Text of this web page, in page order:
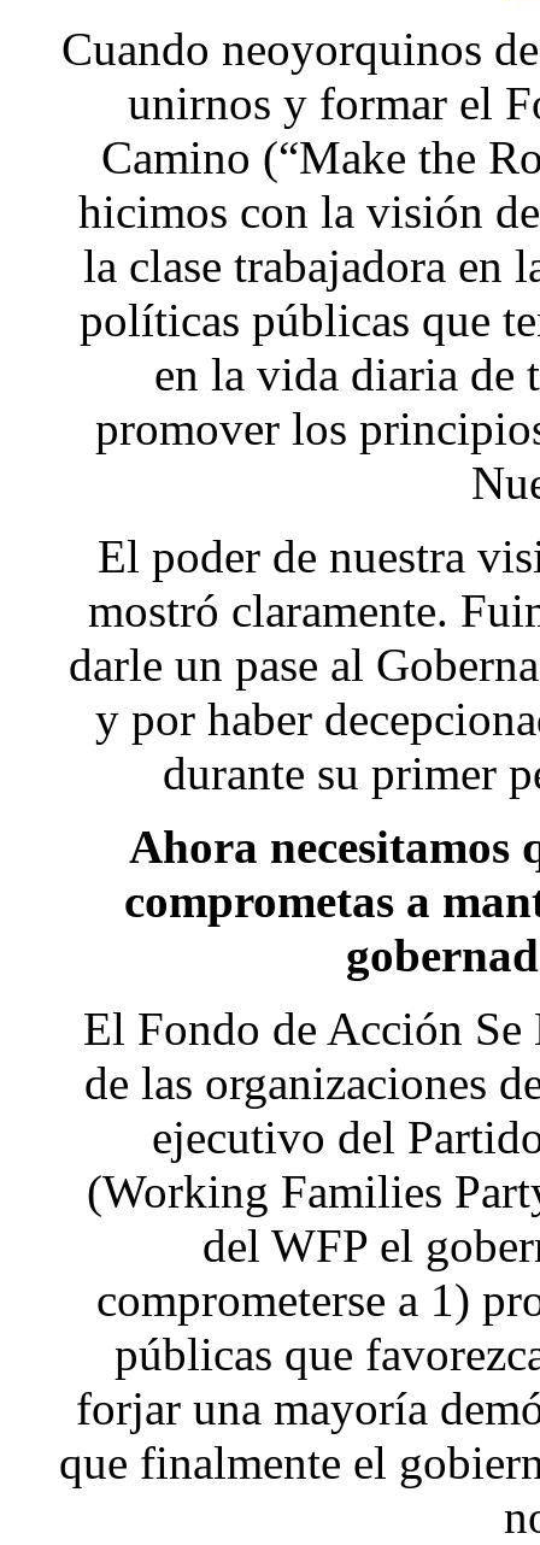
Cuando neoyorquinos
unirnos y formar el
Camino (“Make the
hicimos con la visión
la clase trabajadora en
políticas públicas que
en la vida diaria de
promover los
El poder de nuestra
mostró claramente.
darle un pase al
y por haber
durante su primer
Ahora necesitamos
comprometas a
El Fondo de Acción
de las organizaciones
ejecutivo del
(Working Families
del WFP el
comprometerse a 1)
públicas que
forjar una mayoría
que finalmente el